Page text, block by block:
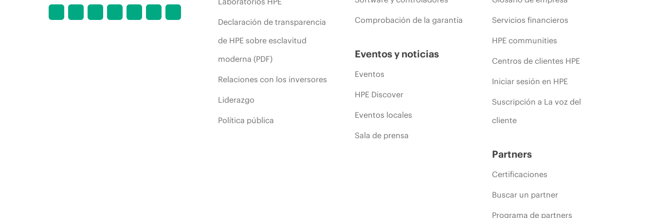
Declaración de transparencia
de HPE sobre esclavitud
moderna (PDF)
Relaciones con los inversores
Liderazgo
Política pública
Comprobación de la garantía
Eventos y noticias
Eventos
HPE Discover
Eventos locales
Sala de prensa
Servicios financieros
HPE communities
Centros de clientes HPE
Iniciar sesión en HPE
Suscripción a La voz del
cliente
Partners
Certificaciones
Buscar un partner
Programa de partners